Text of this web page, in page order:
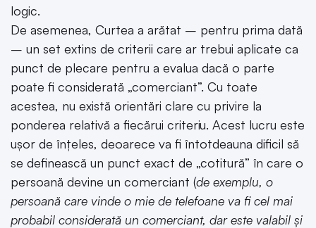
logic.
De asemenea, Curtea a arătat – pentru prima dată
– un set extins de criterii care ar trebui aplicate ca
punct de plecare pentru a evalua dacă o parte
poate fi considerată „comerciant”. Cu toate
acestea, nu există orientări clare cu privire la
ponderea relativă a fiecărui criteriu. Acest lucru este
ușor de înțeles, deoarece va fi întotdeauna dificil să
se definească un punct exact de „cotitură” în care o
persoană devine un comerciant (de exemplu, o
persoană care vinde o mie de telefoane va fi cel mai
probabil considerată un comerciant, dar este valabil și